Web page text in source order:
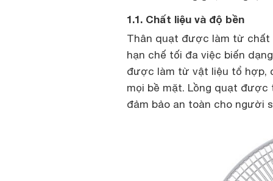
1.1. Chất liệu và độ bền
Thân quạt được làm từ chất
hạn chế tối đa việc biến
được làm từ vật liệu tổ hợp,
mọi bề mặt. Lồng quạt
đảm bảo an toàn cho người